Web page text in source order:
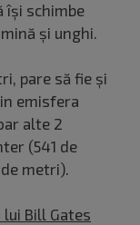
își schimbe
și unghi.
pare să fie și
emisfera
alte 2
(541 de
metri).
lui Bill Gates